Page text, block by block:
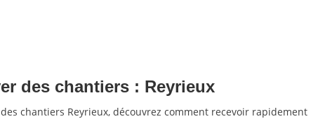
des chantiers : Reyrieux
chantiers Reyrieux, découvrez comment recevoir rapidement